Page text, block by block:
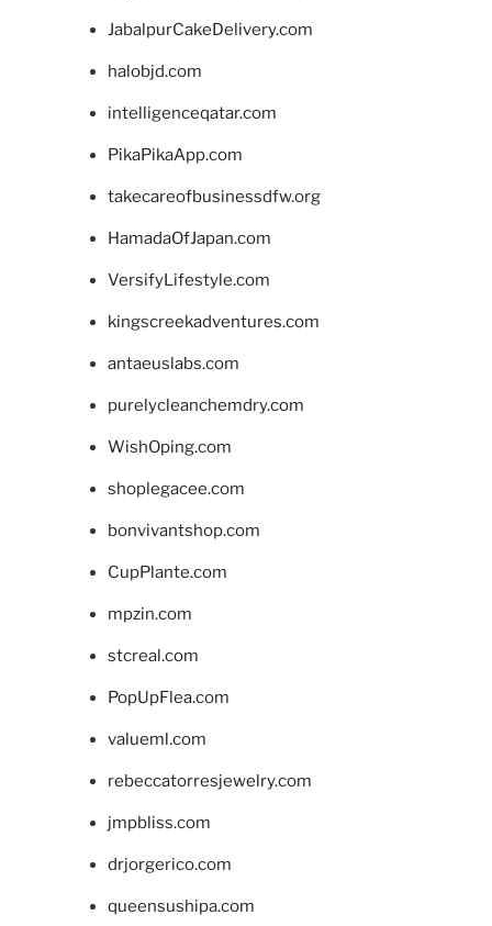
JabalpurCakeDelivery.com
halobjd.com
intelligenceqatar.com
PikaPikaApp.com
takecareofbusinessdfw.org
HamadaOfJapan.com
VersifyLifestyle.com
kingscreekadventures.com
antaeuslabs.com
purelycleanchemdry.com
WishOping.com
shoplegacee.com
bonvivantshop.com
CupPlante.com
mpzin.com
stcreal.com
PopUpFlea.com
valueml.com
rebeccatorresjewelry.com
jmpbliss.com
drjorgerico.com
queensushipa.com